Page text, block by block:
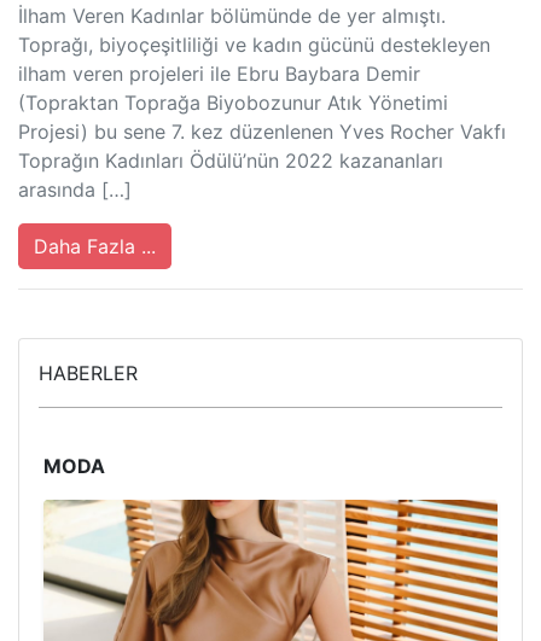
İlham Veren Kadınlar bölümünde de yer almıştı.
Toprağı, biyoçeşitliliği ve kadın gücünü destekleyen
ilham veren projeleri ile Ebru Baybara Demir
(Topraktan Toprağa Biyobozunur Atık Yönetimi
Projesi) bu sene 7. kez düzenlenen Yves Rocher Vakfı
Toprağın Kadınları Ödülü’nün 2022 kazananları
arasında […]
Daha Fazla ...
HABERLER
MODA